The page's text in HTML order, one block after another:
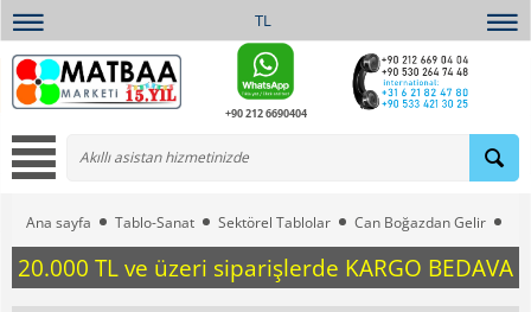
TL
+90 212 6690404
Ana sayfa Tablo-Sanat Sektörel Tablolar Can Boğazdan Gelir
20.000 TL ve üzeri siparişlerde KARGO BEDAVA